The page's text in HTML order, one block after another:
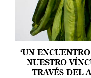
‘UN
NUESTRO
TRAVÉS DEL